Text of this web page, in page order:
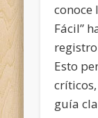
conoce
Fácil”
Esto
guía